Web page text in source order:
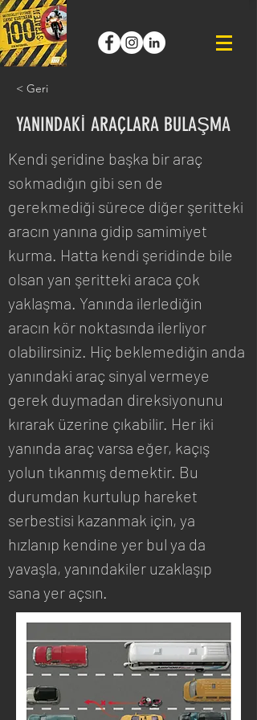
< Geri
YANINDAKİ ARAÇLARA BULAŞMA
Kendi şeridine başka bir araç
sokmadığın gibi sen de
gerekmediği sürece diğer şeritteki
aracın yanına gidip samimiyet
kurma. Hatta kendi şeridinde bile
olsan yan şeritteki araca çok
yaklaşma. Yanında ilerlediğin
aracın kör noktasında ilerliyor
olabilirsiniz. Hiç beklemediğin anda
yanındaki araç sinyal vermeye
gerek duymadan direksiyonunu
kırarak üzerine çıkabilir. Her iki
yanında araç varsa eğer, kaçış
yolun tıkanmış demektir. Bu
durumdan kurtulup hareket
serbestisi kazanmak için, ya
hızlanıp kendine yer bul ya da
yavaşla, yanındakiler uzaklaşıp
sana yer açsın.